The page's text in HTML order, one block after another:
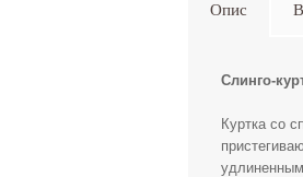
Опис
Слинго-
Куртка со